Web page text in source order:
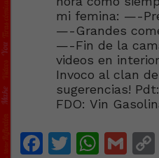
mi femina: —-
—-Grandes
—-Fin de la
videos en interior
Invoco al clan
sugerencias!
FDO: Vin
Facebook
Twitter